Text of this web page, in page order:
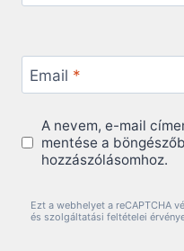
Email *
A nevem, e-mail
mentése a
hozzászólásomhoz.
Ezt a webhelyet a reCAPTCHA
és szolgáltatási feltételei